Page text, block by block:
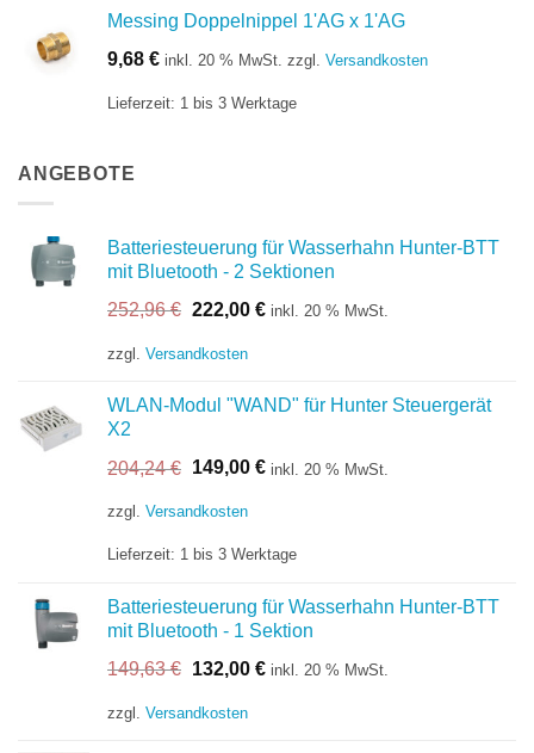
Messing Doppelnippel 1'AG x 1'AG
9,68 € inkl. 20 % MwSt. zzgl. Versandkosten
Lieferzeit: 1 bis 3 Werktage
ANGEBOTE
Batteriesteuerung für Wasserhahn Hunter-BTT
mit Bluetooth - 2 Sektionen
252,96€ Ursprünglicher
war:
222,00 €Aktueller
inkl. 20 % MwSt.
zzgl. Versandkosten
WLAN-Modul "WAND" für Hunter Steuergerät
X2
204,24€ Ursprünglicher
war:
149,00 €Aktueller
inkl. 20 % MwSt.
zzgl. Versandkosten
Lieferzeit: 1 bis 3 Werktage
Batteriesteuerung für Wasserhahn Hunter-BTT
mit Bluetooth - 1 Sektion
149,63€ Ursprünglicher
war:
132,00 €Aktueller
inkl. 20 % MwSt.
zzgl. Versandkosten